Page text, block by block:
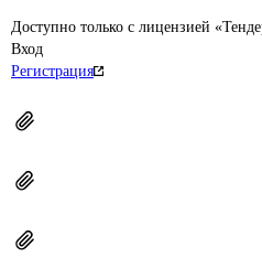
Доступно только с лицензией
Вход
Регистрация